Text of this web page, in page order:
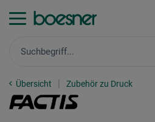
Übersicht Zubehör zu Druck